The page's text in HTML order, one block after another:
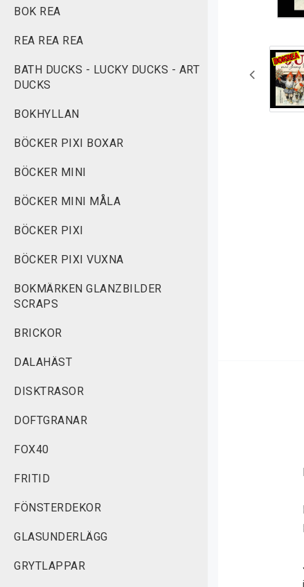
BOK REA
REA REA REA
BATH DUCKS - LUCKY DUCKS - ART
DUCKS
BOKHYLLAN
BÖCKER PIXI BOXAR
BÖCKER MINI
BÖCKER MINI MÅLA
BÖCKER PIXI
BÖCKER PIXI VUXNA
BOKMÄRKEN GLANZBILDER
SCRAPS
BRICKOR
DALAHÄST
DISKTRASOR
DOFTGRANAR
FOX40
FRITID
FÖNSTERDEKOR
GLASUNDERLÄGG
GRYTLAPPAR